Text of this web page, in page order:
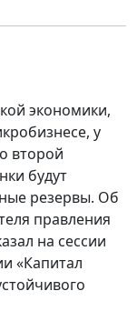
экономики,
у
второй
будут
резервы. Об
правления
на сессии
«Капитал